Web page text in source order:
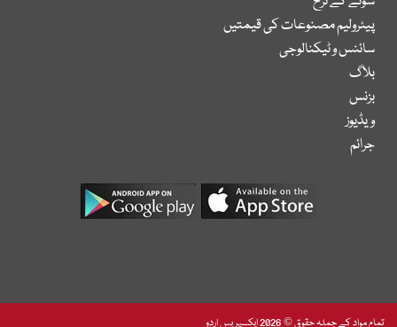
پیٹرولیم مصنوعات کی قیمتیں
سائنس و ٹیکنالوجی
بلاگ
بزنس
ویڈیوز
جرائم
تمام مواد کے جملہ حقوق © 2026 ایکسپریس اردو